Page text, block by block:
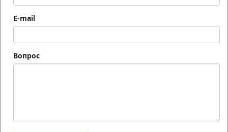
E-mail
Вопрос